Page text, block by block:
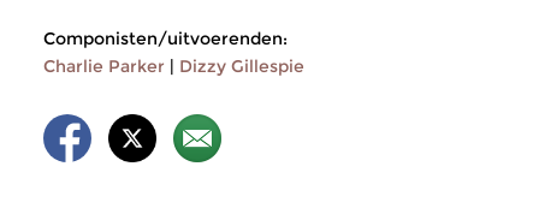
Componisten/uitvoerenden:
Charlie Parker | Dizzy Gillespie